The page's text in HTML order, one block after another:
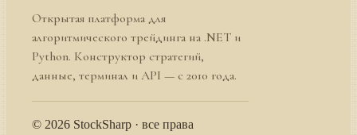
Открытая платформа для
алгоритмического трейдинга на .NET и
Python. Конструктор стратегий,
данные, терминал и API — с 2010 года.
© 2026 StockSharp · все права